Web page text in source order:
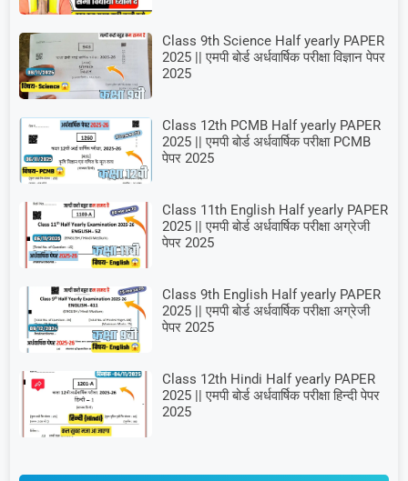
Class 9th Science Half yearly PAPER
2025 || एमपी बोर्ड अर्धवार्षिक परीक्षा विज्ञान पेपर
2025
Class 12th PCMB Half yearly PAPER
2025 || एमपी बोर्ड अर्धवार्षिक परीक्षा PCMB
पेपर 2025
Class 11th English Half yearly PAPER
2025 || एमपी बोर्ड अर्धवार्षिक परीक्षा अग्रेजी
पेपर 2025
Class 9th English Half yearly PAPER
2025 || एमपी बोर्ड अर्धवार्षिक परीक्षा अग्रेजी
पेपर 2025
Class 12th Hindi Half yearly PAPER
2025 || एमपी बोर्ड अर्धवार्षिक परीक्षा हिन्दी पेपर
2025